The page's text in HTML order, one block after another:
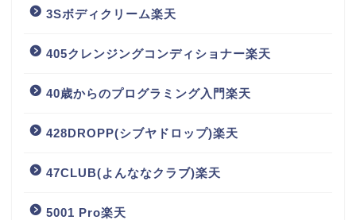
3Sボディクリーム楽天
405クレンジングコンディショナー楽天
40歳からのプログラミング入門楽天
428DROPP(シブヤドロップ)楽天
47CLUB(よんななクラブ)楽天
5001 Pro楽天